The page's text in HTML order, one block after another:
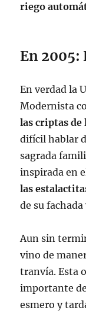
riego
En 2005:
En verdad la
Modernista
las criptas de
difícil hablar
sagrada
inspirada en
las
de su
Aun sin
vino de
tranvía. Esta
importante
esmero y